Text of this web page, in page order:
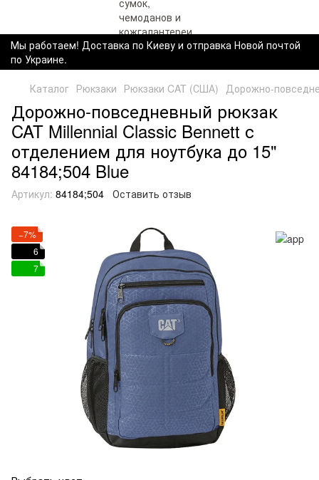
Мы работаем! Доставка по Киеву и отправка Новой почтой
по Украине.
Каталог Рюкзаки Рюкзаки CAT (США) Дорожно-
Дорожно-повседневный рюкзак
CAT Millennial Classic Bennett с
отделением для ноутбука до 15"
84184;504 Blue
Артикул: 84184;504 Оставить отзыв
−7%
6
7